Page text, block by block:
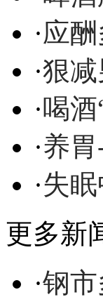
·应
·狠
·喝
·养
·失
更多新
·钢